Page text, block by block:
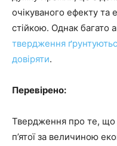
очікуваного ефекту та
стійкою. Однак багато
твердження
довіряти.
Перевірено:
Твердження про те, що
п’ятої за величиною